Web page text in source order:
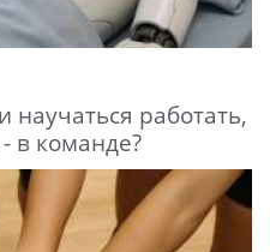
научаться работать,
в команде?